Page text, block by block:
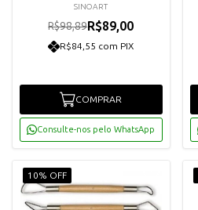
SINOART
R$98,89R$89,00
R$84,55 com PIX
COMPRAR
Consulte-nos pelo WhatsApp
10% OFF